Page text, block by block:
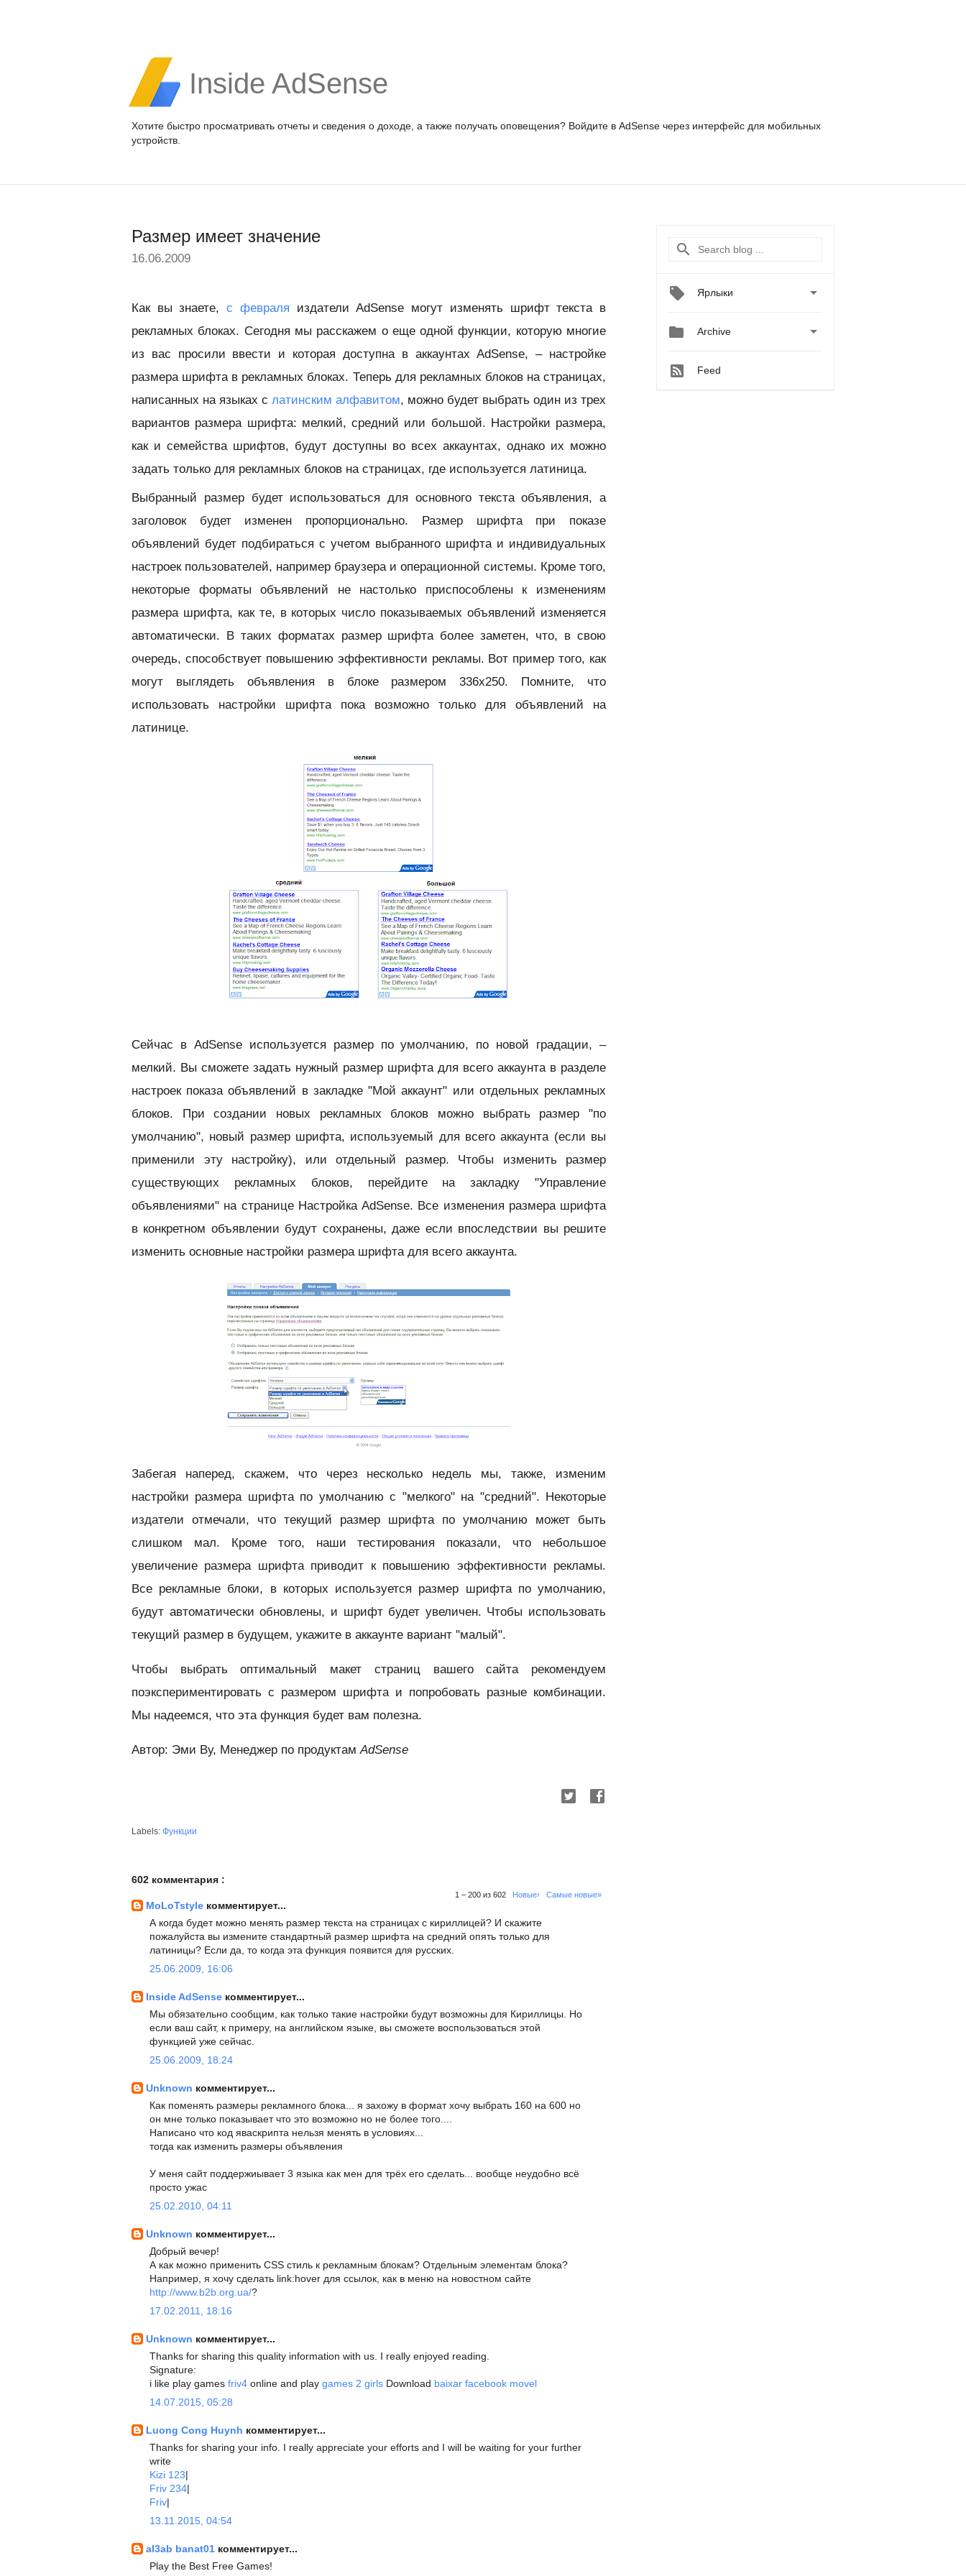
Inside AdSense
Хотите быстро просматривать отчеты и сведения о доходе, а также получать оповещения? Войдите в AdSense через интерфейс для мобильных
устройств.
Размер имеет значение
16.06.2009
Как вы знаете,с февраля издатели AdSense могут изменять шрифт текста в
рекламных блоках. Сегодня мы расскажем о еще одной функции, которую многие
из вас просили ввести и которая доступна в аккаунтах AdSense, – настройке
размера шрифта в рекламных блоках. Теперь для рекламных блоков на страницах,
написанных на языках с латинским алфавитом, можно будет выбрать один из трех
вариантов размера шрифта: мелкий, средний или большой. Настройки размера,
как и семейства шрифтов, будут доступны во всех аккаунтах, однако их можно
задать только для рекламных блоков на страницах, где используется латиница.
Выбранный размер будет использоваться для основного текста объявления, а
заголовок будет изменен пропорционально. Размер шрифта при показе
объявлений будет подбираться с учетом выбранного шрифта и индивидуальных
настроек пользователей, например браузера и операционной системы. Кроме того,
некоторые форматы объявлений не настолько приспособлены к изменениям
размера шрифта, как те, в которых число показываемых объявлений изменяется
автоматически. В таких форматах размер шрифта более заметен, что, в свою
очередь, способствует повышению эффективности рекламы. Вот пример того, как
могут выглядеть объявления в блоке размером336x250. Помните, что
использовать настройки шрифта пока возможно только для объявлений на
латинице.
Сейчас в AdSense используется размер по умолчанию, по новой градации, –
мелкий. Вы сможете задать нужный размер шрифта для всего аккаунта в разделе
настроек показа объявлений в закладке "Мой аккаунт" или отдельных рекламных
блоков. При создании новых рекламных блоков можно выбрать размер "по
умолчанию", новый размер шрифта, используемый для всего аккаунта (если вы
применили эту настройку), или отдельный размер. Чтобы изменить размер
существующих рекламных блоков, перейдите на закладку "Управление
объявлениями" на странице Настройка AdSense. Все изменения размера шрифта
в конкретном объявлении будут сохранены, даже если впоследствии вы решите
изменить основные настройки размера шрифта для всего аккаунта.
Забегая наперед, скажем, что через несколько недель мы, также, изменим
настройки размера шрифта по умолчанию с "мелкого" на "средний". Некоторые
издатели отмечали, что текущий размер шрифта по умолчанию может быть
слишком мал. Кроме того, наши тестирования показали, что небольшое
увеличение размера шрифта приводит к повышению эффективности рекламы.
Все рекламные блоки, в которых используется размер шрифта по умолчанию,
будут автоматически обновлены, и шрифт будет увеличен. Чтобы использовать
текущий размер в будущем, укажите в аккаунте вариант "малый".
Чтобы выбрать оптимальный макет страниц вашего сайта рекомендуем
поэкспериментировать с размером шрифта и попробовать разные комбинации.
Мы надеемся, что эта функция будет вам полезна.
Автор: Эми Ву, Менеджер по продуктам AdSense
Labels: Функции
602 комментария :
1 – 200 из 602 Новые› Самые новые»
MoLoTstyle комментирует...
А когда будет можно менять размер текста на страницах с кириллицей? И скажите
пожалуйста вы измените стандартный размер шрифта на средний опять только для
латиницы? Если да, то когда эта функция появится для русских.
25.06.2009, 16:06
Inside AdSense комментирует...
Мы обязательно сообщим, как только такие настройки будут возможны для Кириллицы. Но
если ваш сайт, к примеру, на английском языке, вы сможете воспользоваться этой
функцией уже сейчас.
25.06.2009, 18:24
Unknown комментирует...
Как поменять размеры рекламного блока... я захожу в формат хочу выбрать 160 на 600 но
он мне только показывает что это возможно но не более того....
Написано что код яваскрипта нельзя менять в условиях...
тогда как изменить размеры объявления
У меня сайт поддержиывает 3 языка как мен для трёх его сделать... вообще неудобно всё
просто ужас
25.02.2010, 04:11
Unknown комментирует...
Добрый вечер!
А как можно применить CSS стиль к рекламным блокам? Отдельным элементам блока?
Например, я хочу сделать link:hover для ссылок, как в меню на новостном сайте
http://www.b2b.org.ua/?
17.02.2011, 18:16
Unknown комментирует...
Thanks for sharing this quality information with us. I really enjoyed reading.
Signature:
i like play games friv4 online and play games 2 girls Download baixar facebook movel
14.07.2015, 05:28
Luong Cong Huynh комментирует...
Thanks for sharing your info. I really appreciate your efforts and I will be waiting for your further
write
Kizi 123|
Friv 234|
Friv|
13.11.2015, 04:54
al3ab banat01 комментирует...
Play the Best Free Games!
Ярлыки 
 Archive 
Feed